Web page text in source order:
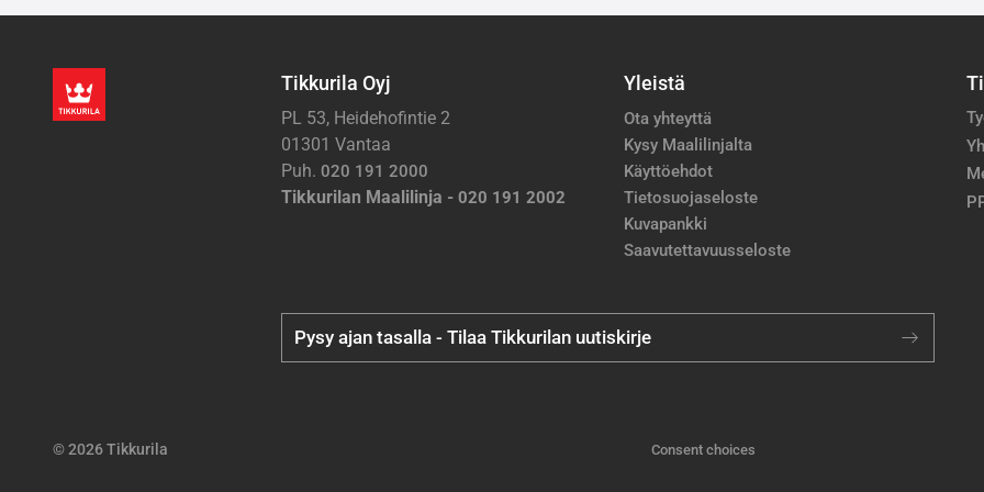
Tikkurila Oyj
PL 53, Heidehofintie 2
01301 Vantaa
Puh. 020 191 2000
Tikkurilan Maalilinja - 020 191 2002
Yleistä
Ota yhteyttä
Kysy Maalilinjalta
Käyttöehdot
Tietosuojaseloste
Kuvapankki
Saavutettavuusseloste
Pysy ajan tasalla - Tilaa Tikkurilan uutiskirje
© 2026 Tikkurila Consent choices